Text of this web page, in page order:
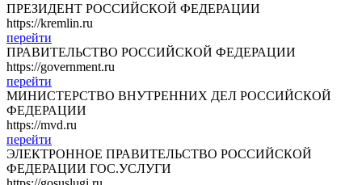
ПРЕЗИДЕНТ РОССИЙСКОЙ ФЕДЕРАЦИИ
https://kremlin.ru
перейти
ПРАВИТЕЛЬСТВО РОССИЙСКОЙ ФЕДЕРАЦИИ
https://government.ru
перейти
МИНИСТЕРСТВО ВНУТРЕННИХ ДЕЛ РОССИЙСКОЙ
ФЕДЕРАЦИИ
https://mvd.ru
перейти
ЭЛЕКТРОННОЕ ПРАВИТЕЛЬСТВО РОССИЙСКОЙ
ФЕДЕРАЦИИ ГОС.УСЛУГИ